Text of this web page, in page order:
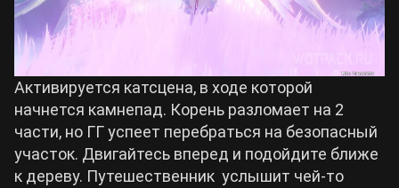
Активируется катсцена, в ходе которой
начнется камнепад. Корень разломает на 2
части, но ГГ успеет перебраться на безопасный
участок. Двигайтесь вперед и подойдите ближе
к дереву. Путешественник услышит чей-то